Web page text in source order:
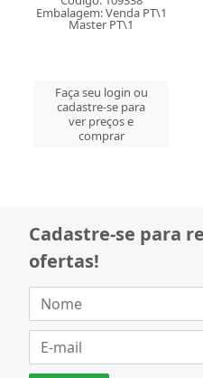
Embalagem: Venda PT\1
Master PT\1
Faça seu login ou
cadastre-se para
ver preços e
comprar
Cadastre-se para
ofertas!